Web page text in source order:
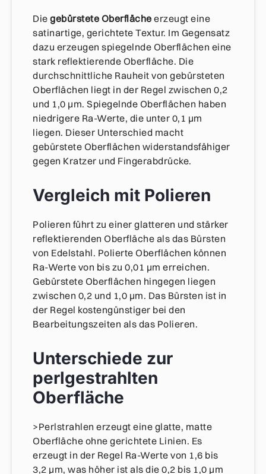
Die gebürstete Oberfläche erzeugt eine
satinartige, gerichtete Textur. Im Gegensatz
dazu erzeugen spiegelnde Oberflächen eine
stark reflektierende Oberfläche. Die
durchschnittliche Rauheit von gebürsteten
Oberflächen liegt in der Regel zwischen 0,2
und 1,0 μm. Spiegelnde Oberflächen haben
niedrigere Ra-Werte, die unter 0,1 μm
liegen. Dieser Unterschied macht
gebürstete Oberflächen widerstandsfähiger
gegen Kratzer und Fingerabdrücke.
Vergleich mit Polieren
Polieren führt zu einer glatteren und stärker
reflektierenden Oberfläche als das Bürsten
von Edelstahl. Polierte Oberflächen können
Ra-Werte von bis zu 0,01 μm erreichen.
Gebürstete Oberflächen hingegen liegen
zwischen 0,2 und 1,0 μm. Das Bürsten ist in
der Regel kostengünstiger bei den
Bearbeitungszeiten als das Polieren.
Unterschiede zur
perlgestrahlten
Oberfläche
>Perlstrahlen erzeugt eine glatte, matte
Oberfläche ohne gerichtete Linien. Es
erzeugt in der Regel Ra-Werte von 1,6 bis
3,2 μm, was höher ist als die 0,2 bis 1,0 μm